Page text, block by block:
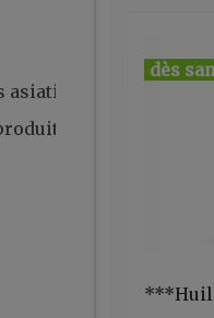
de la ruche
dès